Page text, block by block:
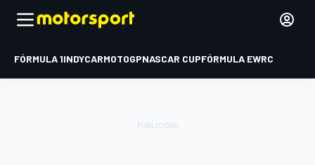
FÓRMULA 1INDYCARMOTOGPNASCAR CUPFÓRMULA EWRC